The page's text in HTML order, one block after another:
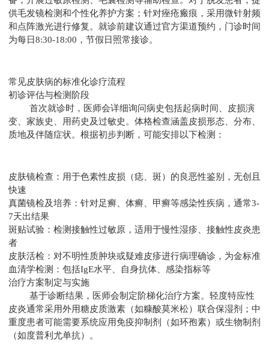
供毛发镜检测和个性化养护方案；针对痤疮瘢痕，采用微针射频
和点阵激光进行修复。就诊前建议通过官方渠道预约，门诊时间
为每日8:30-18:00，节假日照常接诊。
常见皮肤病的标准化诊疗流程
初诊评估与检测阶段
首次就诊时，医师会详细询问病史包括起病时间、皮损演
变、家族史、用药史及过敏史。体格检查涵盖皮损形态、分布、
质地及伴随症状。根据初步判断，可能安排以下检测：
皮肤镜检查：用于色素性皮损（痣、斑）的良恶性鉴别，无创且
快速
真菌镜检及培养：针对足癣、体癣、甲癣等感染性疾病，通常3-
7天出结果
斑贴试验：检测接触性过敏原，适用于慢性湿疹、接触性皮炎患
者
皮肤活检：对不明性质肿块或疑难皮疹进行病理确诊，为金标准
血清学检测：包括IgE水平、自身抗体、感染指标等
治疗方案制定与实施
基于诊断结果，医师会制定阶梯化治疗方案。轻度特应性
皮炎通常采用外用糖皮质激素（如糠酸莫米松）联合保湿剂；中
重度患者可能需要系统应用免疫抑制剂（如环孢素）或生物制剂
（如度普利尤单抗）。